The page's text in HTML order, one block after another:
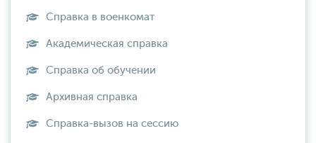
Справка в военкомат
Академическая справка
Справка об обучении
Архивная справка
Справка-вызов на сессию